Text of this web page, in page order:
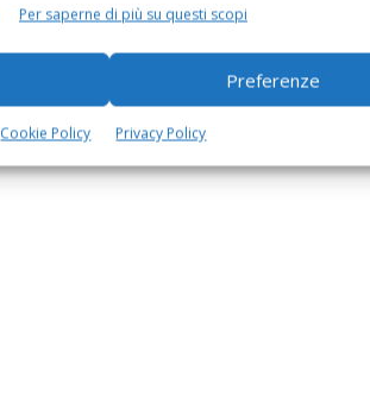
Per saperne di più su questi scopi
Preferenze
Cookie Policy Privacy Policy